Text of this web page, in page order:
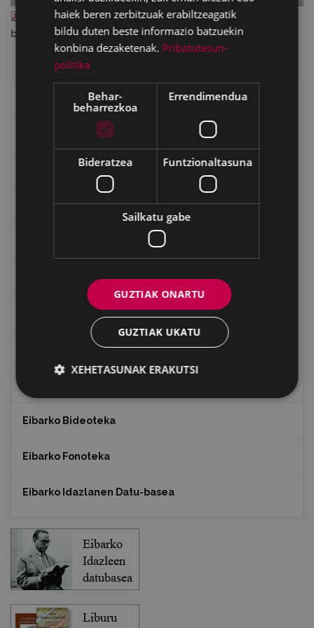
eibar_2007_01.pdf— PDF document, 2.38 MB (2499021
bytes)
Eibarko liburuak
Goi Argi aldizkaria
"Gure Herria" aldizkaria
Txostenak eta dokumentuak
Eibarko Bideoteka
Eibarko Fonoteka
Eibarko Idazlanen Datu-basea
haiek beren zerbitzuak erabiltzeagatik
bildu duten beste informazio batzuekin
konbina dezaketenak. Pribatutasun-
politika
Behar-
beharrezkoa
Errendimendua
Bideratzea Funtzionaltasuna
Sailkatu gabe
GUZTIAK ONARTU
GUZTIAK UKATU
XEHETASUNAK ERAKUTSI